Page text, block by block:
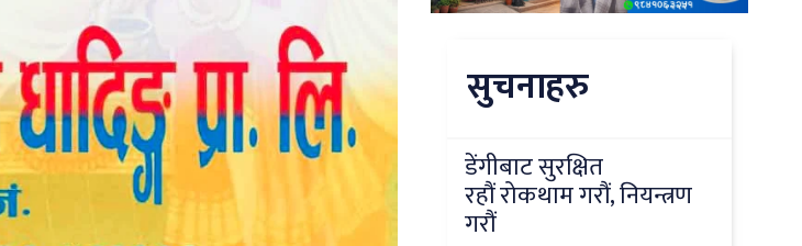
सुचनाहरु
डेंगीबाट सुरक्षित
रहौं रोकथाम गरौं, नियन्त्रण
गरौं